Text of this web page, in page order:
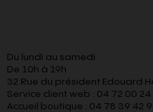
Du lundi au samedi
De 10h à 19h
32 Rue du président Edouard
Service client web : 04 72 00 24
Accueil boutique : 04 78 39 42